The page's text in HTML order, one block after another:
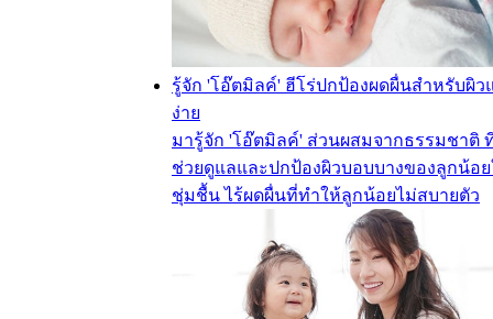
รู้จัก 'โอ๊ตมิลค์' ฮีโร่ปกป้องผดผื่นสำหรับผิว
ง่าย
มารู้จัก 'โอ๊ตมิลค์' ส่วนผสมจากธรรมชาติ
ช่วยดูแลและปกป้องผิวบอบบางของลูกน้อ
ชุ่มชื้น ไร้ผดผื่นที่ทำให้ลูกน้อยไม่สบายตัว